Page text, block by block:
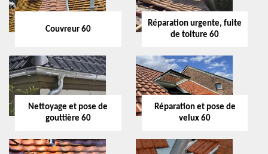
Couvreur 60
Réparation urgente, fuite
de toiture 60
Nettoyage et pose de
gouttière 60
Réparation et pose de
velux 60